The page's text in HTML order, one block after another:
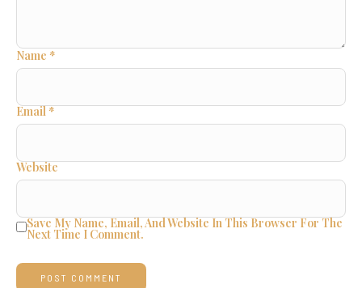
Name *
Email*
Website
Save My Name, Email, And Website In This Browser For The
Next Time I Comment.